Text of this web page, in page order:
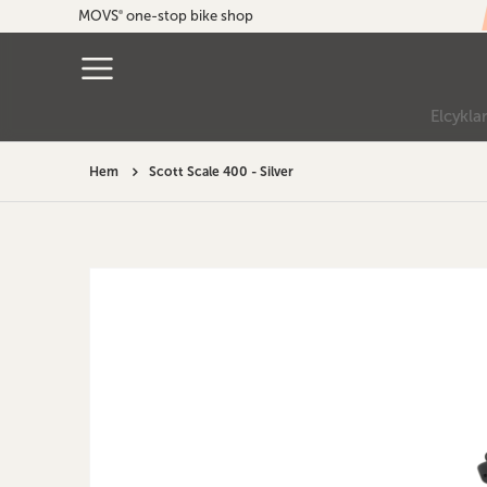
MOVS® one-stop bike shop
Elcyklar
Hem Scott Scale 400 - Silver